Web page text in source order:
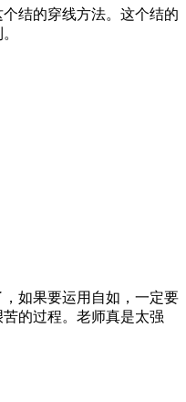
结的穿线方法。这个结的
如果要运用自如，一定要
的过程。老师真是太强